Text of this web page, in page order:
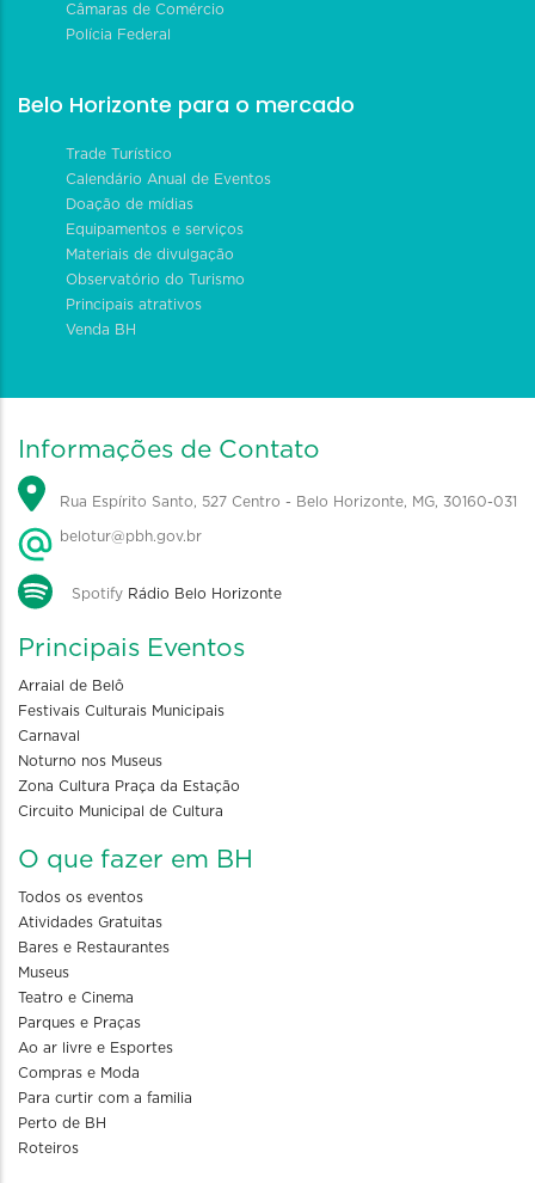
Câmaras de Comércio
Polícia Federal
Belo Horizonte para o mercado
Trade Turístico
Calendário Anual de Eventos
Doação de mídias
Equipamentos e serviços
Materiais de divulgação
Observatório do Turismo
Principais atrativos
Venda BH
Informações de Contato
Rua Espírito Santo, 527 Centro - Belo Horizonte, MG, 30160-031
belotur@pbh.gov.br
Spotify Rádio Belo Horizonte
Principais Eventos
Arraial de Belô
Festivais Culturais Municipais
Carnaval
Noturno nos Museus
Zona Cultura Praça da Estação
Circuito Municipal de Cultura
O que fazer em BH
Todos os eventos
Atividades Gratuitas
Bares e Restaurantes
Museus
Teatro e Cinema
Parques e Praças
Ao ar livre e Esportes
Compras e Moda
Para curtir com a familia
Perto de BH
Roteiros